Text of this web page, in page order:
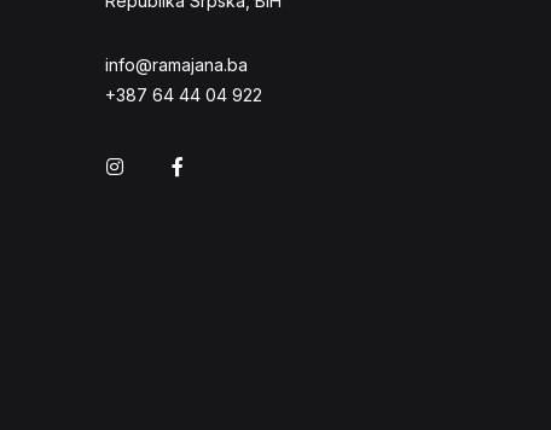
info@ramajana.ba
+387 64 44 04 922
Instagram